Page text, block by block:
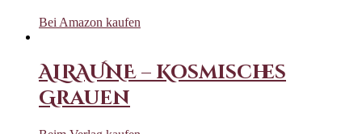
Bei Amazon kaufen
ALRAUNE – Kosmisches
Grauen